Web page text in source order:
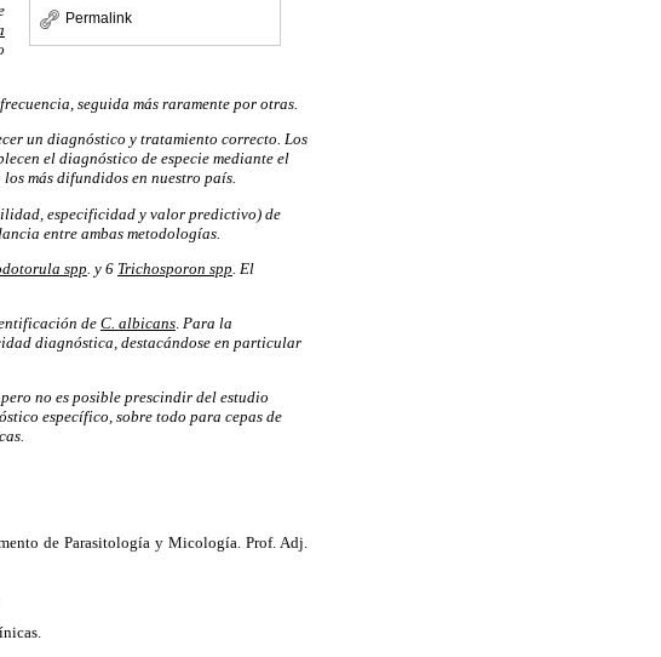
Permalink
seguida más raramente por otras.
un diagnóstico y tratamiento correcto. Los
el diagnóstico de especie mediante el
más difundidos en nuestro país.
especificidad y valor predictivo) de
entre ambas metodologías.
spp . y 6 Trichosporon spp . El
deC. albicans Para la
diagnóstica, destacándose en particular
pero no es posible prescindir del estudio
específico, sobre todo para cepas de
de Parasitología y Micología. Prof. Adj.